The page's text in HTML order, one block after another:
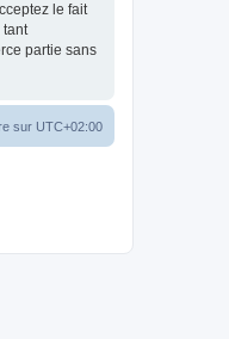
le fait
tant
partie sans
sur UTC+02:00